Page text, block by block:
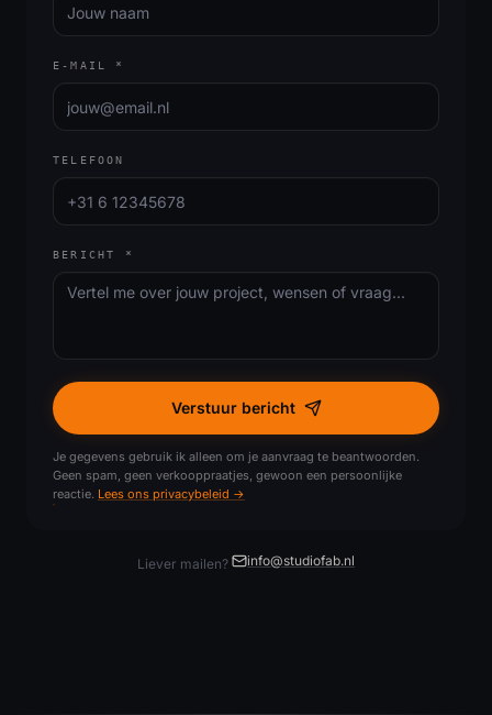
E-MAIL *
TELEFOON
BERICHT *
Verstuur bericht
Je gegevens gebruik ik alleen om je aanvraag te beantwoorden.
Geen spam, geen verkooppraatjes, gewoon een persoonlijke
reactie. Lees ons privacybeleid →
Liever mailen? info@studiofab.nl